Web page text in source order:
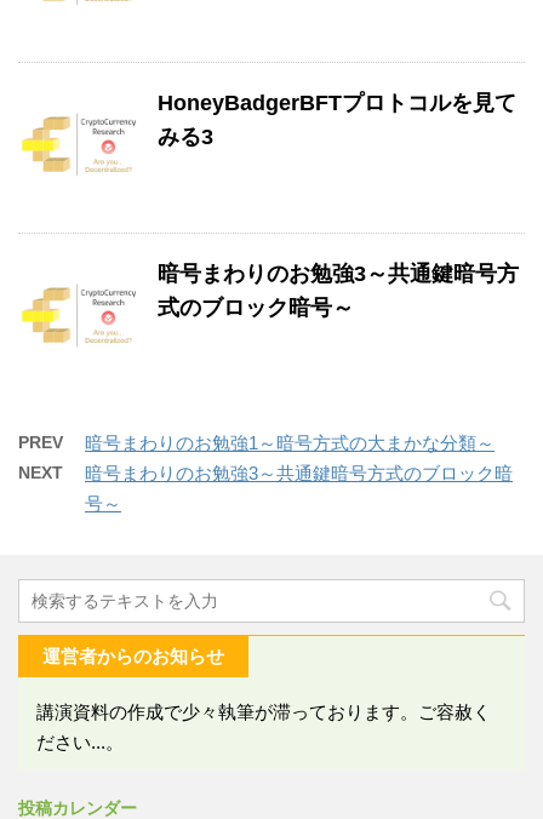
HoneyBadgerBFTプロトコルを見て
みる3
暗号まわりのお勉強3～共通鍵暗号方
式のブロック暗号～
PREV 暗号まわりのお勉強1～暗号方式の大まかな分類～
NEXT
暗号まわりのお勉強3～共通鍵暗号方式のブロック暗
号～
運営者からのお知らせ
講演資料の作成で少々執筆が滞っております。ご容赦く
ださい...。
投稿カレンダー